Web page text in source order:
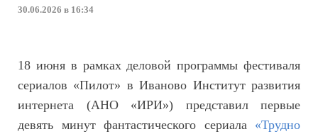
30.06.2026 в 16:34
18 июня в рамках деловой программы фестиваля
сериалов «Пилот» в Иваново Институт развития
интернета (АНО «ИРИ») представил первые
девять минут фантастического сериала
«Трудно